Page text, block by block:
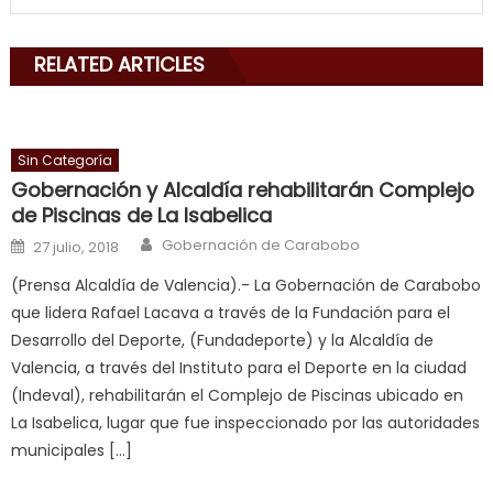
mouth
will
smith
is
cuckold,
nice
milf
in
squirting,
आपक
न
ह
RELATED ARTICLES
Sin Categoría
Gobernación y Alcaldía rehabilitarán Complejo
de Piscinas de La Isabelica
Posted on
27 julio, 2018 Author
Gobernación de Carabobo
(Prensa Alcaldía de Valencia).- La Gobernación de Carabobo
que lidera Rafael Lacava a través de la Fundación para el
Desarrollo del Deporte, (Fundadeporte) y la Alcaldía de
Valencia, a través del Instituto para el Deporte en la ciudad
(Indeval), rehabilitarán el Complejo de Piscinas ubicado en
La Isabelica, lugar que fue inspeccionado por las autoridades
municipales […]